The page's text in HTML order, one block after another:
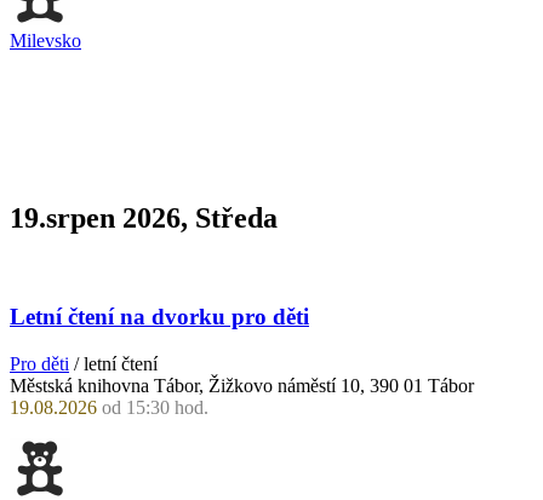
Milevsko
19.srpen 2026, Středa
Letní čtení na dvorku pro děti
Pro děti / letní čtení
Městská knihovna Tábor, Žižkovo náměstí 10, 390 01 Tábor
19.08.2026 od 15:30 hod.